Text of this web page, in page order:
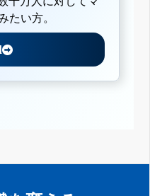
たい方。